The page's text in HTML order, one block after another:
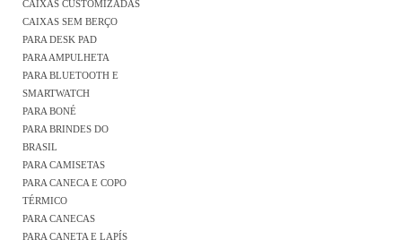
CAIXAS CUSTOMIZADAS
CAIXAS SEM BERÇO
PARA DESK PAD
PARA AMPULHETA
PARA BLUETOOTH E
SMARTWATCH
PARA BONÉ
PARA BRINDES DO
BRASIL
PARA CAMISETAS
PARA CANECA E COPO
TÉRMICO
PARA CANECAS
PARA CANETA E LAPÍS